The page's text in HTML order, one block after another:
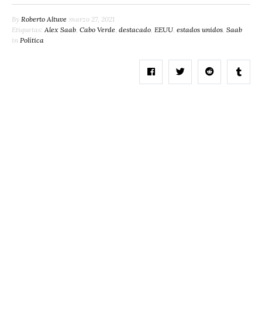
By Roberto Altuve marzo 27, 2021
Etiquetas: Alex Saab Cabo Verde destacado EEUU estados unidos Saab
in Política